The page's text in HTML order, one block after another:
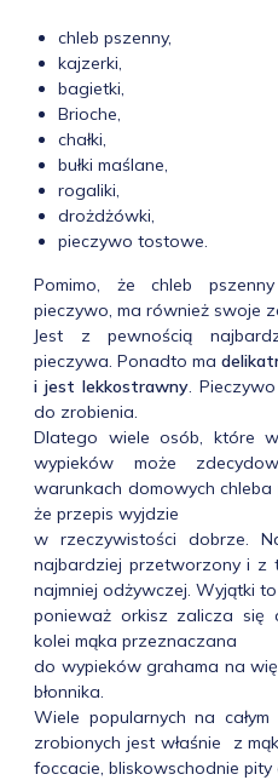
chleb pszenny,
kajzerki,
bagietki,
Brioche,
chałki,
bułki maślane,
rogaliki,
drożdżówki,
pieczywo tostowe.
Pomimo, że chleb
pieczywo, ma również swoje
Jest z pewnością
pieczywa. Ponadto ma
i jest lekkostrawny.
do zrobienia.
Dlatego wiele osób, które
wypieków może
warunkach domowych
że przepis wyjdzie
w rzeczywistości dobrze.
najbardziej przetworzony i
najmniej odżywczej. Wyjątki to
ponieważ orkisz zalicza się
kolei mąka przeznaczana
do wypieków grahama na
błonnika.
Wiele popularnych na
zrobionych jest właśnie z
foccacie, bliskowschodnie pity